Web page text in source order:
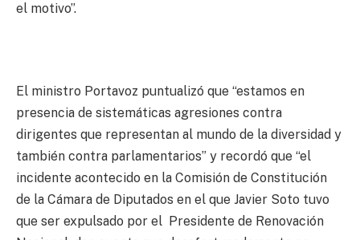
el motivo”.
El ministro Portavoz puntualizó que “estamos en
presencia de sistemáticas agresiones contra
dirigentes que representan al mundo de la diversidad y
también contra parlamentarios” y recordó que “el
incidente acontecido en la Comisión de Constitución
de la Cámara de Diputados en el que Javier Soto tuvo
que ser expulsado por el Presidente de Renovación